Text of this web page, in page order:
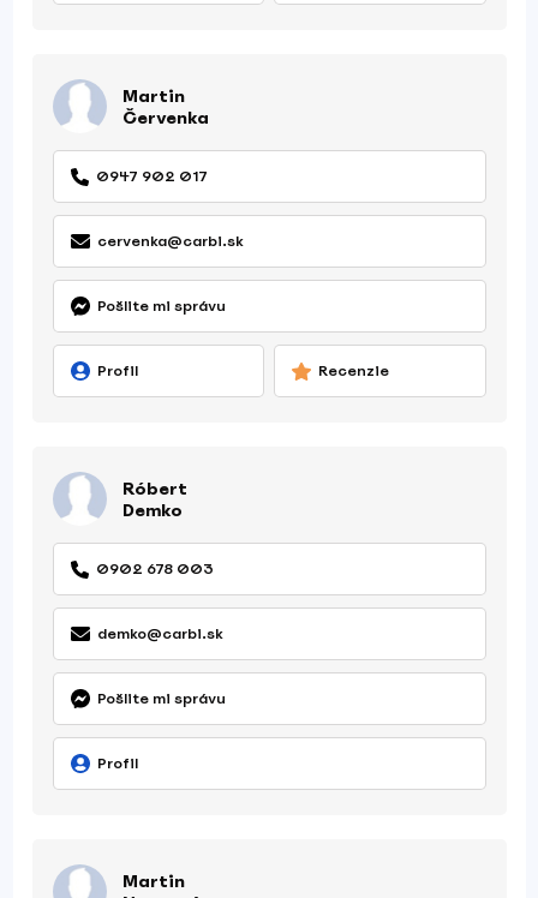
Martin
Červenka
0947 902 017
cervenka@carbi.sk
Pošlite mi správu
Profil Recenzie
Róbert
Demko
0902 678 003
demko@carbi.sk
Pošlite mi správu
Profil
Martin